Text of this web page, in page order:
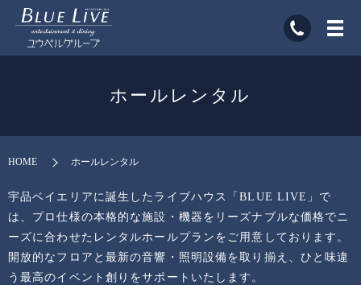
ホールレンタル
HOME ホールレンタル
宇品ベイエリアに誕生したライブハウス「BLUE LIVE」で
は、 プロ仕様の本格的な施設・機器をリーズナブルな価格でニ
ーズに合わせたレンタルホールプランをご用意しております。
開放的なフロアと最新の音響・照明設備を取り揃え、ひと味違
う最高のイベント創りをサポートいたします。